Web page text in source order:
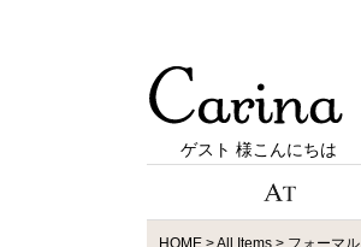
ゲスト 様こんにちは
HOME All Items フォーマル